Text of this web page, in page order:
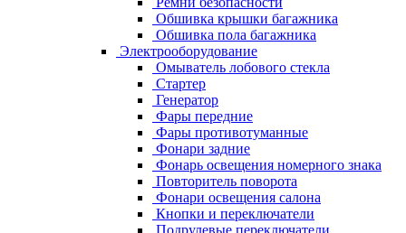
Обшивка крышки багажника
Обшивка пола багажника
Электрооборудование
Омыватель лобового стекла
Стартер
Генератор
Фары передние
Фары противотуманные
Фонари задние
Фонарь освещения номерного знака
Повторитель поворота
Фонари освещения салона
Кнопки и переключатели
Подрулевые переключатели